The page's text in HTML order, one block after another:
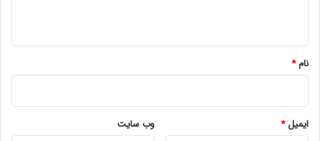
نام*
ایمیل* وب‌ سایت